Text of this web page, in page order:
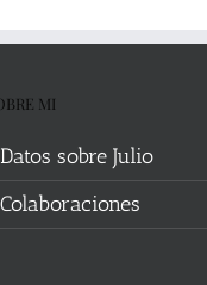
MI
Datos sobre Julio
Colaboraciones